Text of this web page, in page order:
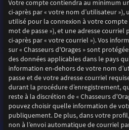
Votre compte contiendra au minimum
ci-après par « votre nom d’utilisateur »),
utilisé pour la connexion à votre compte
mot de passe »), et une adresse courriel
ci-après par « votre courriel »). Vos
sur « Chasseurs d'Orages » sont
des données applicables dans le pays
information en-dehors de votre nom
passe et de votre adresse courriel
durant la procédure d’enregistrement,
reste à la discrétion de « Chasseurs
pouvez choisir quelle information de
publiquement. De plus, dans votre
non à l’envoi automatique de courriel